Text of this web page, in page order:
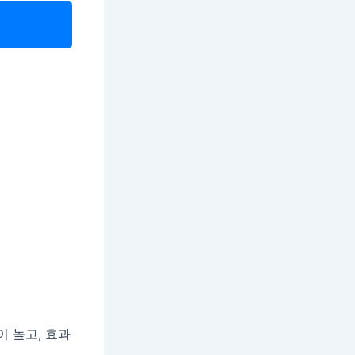
높고, 효과